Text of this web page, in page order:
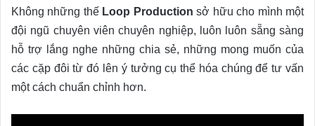
Không những thế Loop Production sở hữu cho mình một
đội ngũ chuyên viên chuyên nghiệp, luôn luôn sẵng sàng
hỗ trợ lắng nghe những chia sẻ, những mong muốn của
các cặp đôi từ đó lên ý tưởng cụ thể hóa chúng để tư vấn
một cách chuẩn chỉnh hơn.